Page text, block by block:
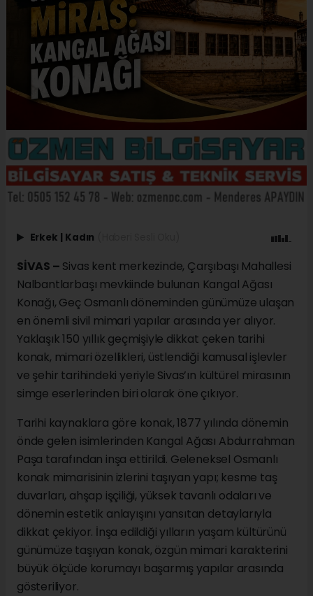
Erkek Kadın
SİVAS – Sivas kent merkezinde, Çarşıbaşı Mahallesi
Nalbantlarbaşı mevkiinde bulunan Kangal Ağası
Konağı, Geç Osmanlı döneminden günümüze ulaşan
en önemli sivil mimari yapılar arasında yer alıyor.
Yaklaşık 150 yıllık geçmişiyle dikkat çeken tarihi
konak, mimari özellikleri, üstlendiği kamusal işlevler
ve şehir tarihindeki yeriyle Sivas’ın kültürel mirasının
simge eserlerinden biri olarak öne çıkıyor.
Tarihi kaynaklara göre konak, 1877 yılında dönemin
önde gelen isimlerinden Kangal Ağası Abdurrahman
Paşa tarafından inşa ettirildi. Geleneksel Osmanlı
konak mimarisinin izlerini taşıyan yapı; kesme taş
duvarları, ahşap işçiliği, yüksek tavanlı odaları ve
dönemin estetik anlayışını yansıtan detaylarıyla
dikkat çekiyor. İnşa edildiği yılların yaşam kültürünü
günümüze taşıyan konak, özgün mimari karakterini
büyük ölçüde korumayı başarmış yapılar arasında
gösteriliyor.